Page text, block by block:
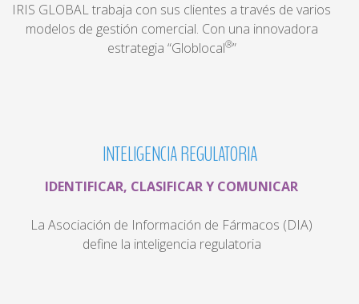
IRIS GLOBAL trabaja con sus clientes a través de varios
modelos de gestión comercial. Con una innovadora
estrategia “Globlocal®”
INTELIGENCIAREGULATORIA
IDENTIFICAR, CLASIFICAR Y COMUNICAR
La Asociación de Información de Fármacos (DIA)
define la inteligencia regulatoria